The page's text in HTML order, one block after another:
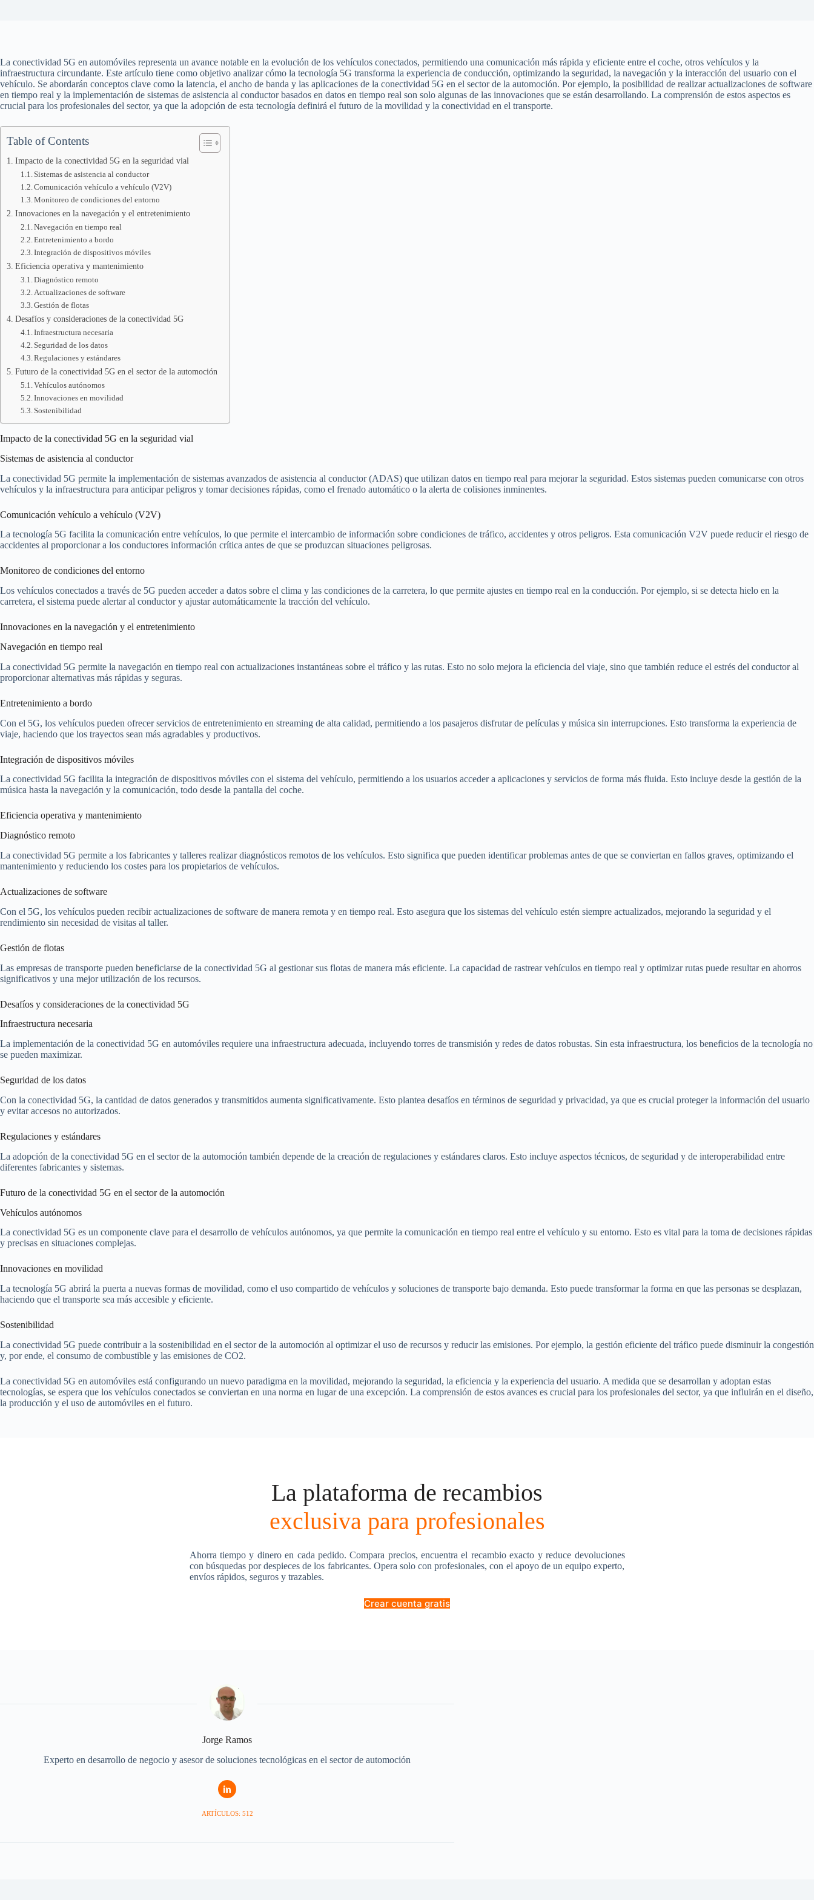
La conectividad 5G en automóviles representa un avance notable en la evolución de los vehículos conectados, permitiendo una comunicación más rápida y eficiente entre el coche, otros vehículos y la
infraestructura circundante. Este artículo tiene como objetivo analizar cómo la tecnología 5G transforma la experiencia de conducción, optimizando la seguridad, la navegación y la interacción del usuario con el
vehículo. Se abordarán conceptos clave como la latencia, el ancho de banda y las aplicaciones de la conectividad 5G en el sector de la automoción. Por ejemplo, la posibilidad de realizar actualizaciones de software
en tiempo real y la implementación de sistemas de asistencia al conductor basados en datos en tiempo real son solo algunas de las innovaciones que se están desarrollando. La comprensión de estos aspectos es
crucial para los profesionales del sector, ya que la adopción de esta tecnología definirá el futuro de la movilidad y la conectividad en el transporte.
Table of Contents
Impacto de la conectividad 5G en la seguridad vial
Sistemas de asistencia al conductor
Comunicación vehículo a vehículo (V2V)
Monitoreo de condiciones del entorno
Innovaciones en la navegación y el entretenimiento
Navegación en tiempo real
Entretenimiento a bordo
Integración de dispositivos móviles
Eficiencia operativa y mantenimiento
Diagnóstico remoto
Actualizaciones de software
Gestión de flotas
Desafíos y consideraciones de la conectividad 5G
Infraestructura necesaria
Seguridad de los datos
Regulaciones y estándares
Futuro de la conectividad 5G en el sector de la automoción
Vehículos autónomos
Innovaciones en movilidad
Sostenibilidad
Impacto de la conectividad 5G en la seguridad vial
Sistemas de asistencia al conductor
La conectividad 5G permite la implementación de sistemas avanzados de asistencia al conductor (ADAS) que utilizan datos en tiempo real para mejorar la seguridad. Estos sistemas pueden comunicarse con otros
vehículos y la infraestructura para anticipar peligros y tomar decisiones rápidas, como el frenado automático o la alerta de colisiones inminentes.
Comunicación vehículo a vehículo (V2V)
La tecnología 5G facilita la comunicación entre vehículos, lo que permite el intercambio de información sobre condiciones de tráfico, accidentes y otros peligros. Esta comunicación V2V puede reducir el riesgo de
accidentes al proporcionar a los conductores información crítica antes de que se produzcan situaciones peligrosas.
Monitoreo de condiciones del entorno
Los vehículos conectados a través de 5G pueden acceder a datos sobre el clima y las condiciones de la carretera, lo que permite ajustes en tiempo real en la conducción. Por ejemplo, si se detecta hielo en la
carretera, el sistema puede alertar al conductor y ajustar automáticamente la tracción del vehículo.
Innovaciones en la navegación y el entretenimiento
Navegación en tiempo real
La conectividad 5G permite la navegación en tiempo real con actualizaciones instantáneas sobre el tráfico y las rutas. Esto no solo mejora la eficiencia del viaje, sino que también reduce el estrés del conductor al
proporcionar alternativas más rápidas y seguras.
Entretenimiento a bordo
Con el 5G, los vehículos pueden ofrecer servicios de entretenimiento en streaming de alta calidad, permitiendo a los pasajeros disfrutar de películas y música sin interrupciones. Esto transforma la experiencia de
viaje, haciendo que los trayectos sean más agradables y productivos.
Integración de dispositivos móviles
La conectividad 5G facilita la integración de dispositivos móviles con el sistema del vehículo, permitiendo a los usuarios acceder a aplicaciones y servicios de forma más fluida. Esto incluye desde la gestión de la
música hasta la navegación y la comunicación, todo desde la pantalla del coche.
Eficiencia operativa y mantenimiento
Diagnóstico remoto
La conectividad 5G permite a los fabricantes y talleres realizar diagnósticos remotos de los vehículos. Esto significa que pueden identificar problemas antes de que se conviertan en fallos graves, optimizando el
mantenimiento y reduciendo los costes para los propietarios de vehículos.
Actualizaciones de software
Con el 5G, los vehículos pueden recibir actualizaciones de software de manera remota y en tiempo real. Esto asegura que los sistemas del vehículo estén siempre actualizados, mejorando la seguridad y el
rendimiento sin necesidad de visitas al taller.
Gestión de flotas
Las empresas de transporte pueden beneficiarse de la conectividad 5G al gestionar sus flotas de manera más eficiente. La capacidad de rastrear vehículos en tiempo real y optimizar rutas puede resultar en ahorros
significativos y una mejor utilización de los recursos.
Desafíos y consideraciones de la conectividad 5G
Infraestructura necesaria
La implementación de la conectividad 5G en automóviles requiere una infraestructura adecuada, incluyendo torres de transmisión y redes de datos robustas. Sin esta infraestructura, los beneficios de la tecnología no
se pueden maximizar.
Seguridad de los datos
Con la conectividad 5G, la cantidad de datos generados y transmitidos aumenta significativamente. Esto plantea desafíos en términos de seguridad y privacidad, ya que es crucial proteger la información del usuario
y evitar accesos no autorizados.
Regulaciones y estándares
La adopción de la conectividad 5G en el sector de la automoción también depende de la creación de regulaciones y estándares claros. Esto incluye aspectos técnicos, de seguridad y de interoperabilidad entre
diferentes fabricantes y sistemas.
Futuro de la conectividad 5G en el sector de la automoción
Vehículos autónomos
La conectividad 5G es un componente clave para el desarrollo de vehículos autónomos, ya que permite la comunicación en tiempo real entre el vehículo y su entorno. Esto es vital para la toma de decisiones rápidas
y precisas en situaciones complejas.
Innovaciones en movilidad
La tecnología 5G abrirá la puerta a nuevas formas de movilidad, como el uso compartido de vehículos y soluciones de transporte bajo demanda. Esto puede transformar la forma en que las personas se desplazan,
haciendo que el transporte sea más accesible y eficiente.
Sostenibilidad
La conectividad 5G puede contribuir a la sostenibilidad en el sector de la automoción al optimizar el uso de recursos y reducir las emisiones. Por ejemplo, la gestión eficiente del tráfico puede disminuir la congestión
y, por ende, el consumo de combustible y las emisiones de CO2.
La conectividad 5G en automóviles está configurando un nuevo paradigma en la movilidad, mejorando la seguridad, la eficiencia y la experiencia del usuario. A medida que se desarrollan y adoptan estas
tecnologías, se espera que los vehículos conectados se conviertan en una norma en lugar de una excepción. La comprensión de estos avances es crucial para los profesionales del sector, ya que influirán en el diseño,
la producción y el uso de automóviles en el futuro.
La plataforma de recambios
exclusiva para profesionales
Ahorra tiempo y dinero en cada pedido. Compara precios, encuentra el recambio exacto y reduce devoluciones
con búsquedas por despieces de los fabricantes. Opera solo con profesionales, con el apoyo de un equipo experto,
envíos rápidos, seguros y trazables.
Crear cuenta gratis
Jorge Ramos
Experto en desarrollo de negocio y asesor de soluciones tecnológicas en el sector de automoción
ARTÍCULOS: 512